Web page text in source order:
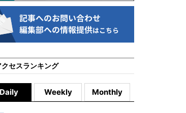
クセスランキング
Daily Weekly Monthly